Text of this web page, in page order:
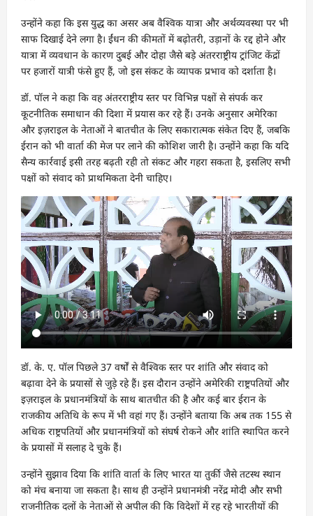
उन्होंने कहा कि इस युद्ध का असर अब वैश्विक यात्रा और अर्थव्यवस्था पर भी
साफ दिखाई देने लगा है। ईंधन की कीमतों में बढ़ोतरी, उड़ानों के रद्द होने और
यात्रा में व्यवधान के कारण दुबई और दोहा जैसे बड़े अंतरराष्ट्रीय ट्रांजिट केंद्रों
पर हजारों यात्री फंसे हुए हैं, जो इस संकट के व्यापक प्रभाव को दर्शाता है।
डॉ. पॉल ने कहा कि वह अंतरराष्ट्रीय स्तर पर विभिन्न पक्षों से संपर्क कर
कूटनीतिक समाधान की दिशा में प्रयास कर रहे हैं। उनके अनुसार अमेरिका
और इज़राइल के नेताओं ने बातचीत के लिए सकारात्मक संकेत दिए हैं, जबकि
ईरान को भी वार्ता की मेज पर लाने की कोशिश जारी है। उन्होंने कहा कि यदि
सैन्य कार्रवाई इसी तरह बढ़ती रही तो संकट और गहरा सकता है, इसलिए सभी
पक्षों को संवाद को प्राथमिकता देनी चाहिए।
डॉ. के. ए. पॉल पिछले 37 वर्षों से वैश्विक स्तर पर शांति और संवाद को
बढ़ावा देने के प्रयासों से जुड़े रहे हैं। इस दौरान उन्होंने अमेरिकी राष्ट्रपतियों और
इज़राइल के प्रधानमंत्रियों के साथ बातचीत की है और कई बार ईरान के
राजकीय अतिथि के रूप में भी वहां गए हैं। उन्होंने बताया कि अब तक 155 से
अधिक राष्ट्रपतियों और प्रधानमंत्रियों को संघर्ष रोकने और शांति स्थापित करने
के प्रयासों में सलाह दे चुके हैं।
उन्होंने सुझाव दिया कि शांति वार्ता के लिए भारत या तुर्की जैसे तटस्थ स्थान
को मंच बनाया जा सकता है। साथ ही उन्होंने प्रधानमंत्री नरेंद्र मोदी और सभी
राजनीतिक दलों के नेताओं से अपील की कि विदेशों में रह रहे भारतीयों की